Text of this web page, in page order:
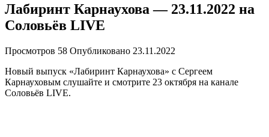
Лабиринт Карнаухова — 23.11.2022 на
Соловьёв LIVE
Просмотров 58 Опубликовано 23.11.2022
Новый выпуск «Лабиринт Карнаухова» с Сергеем
Карнауховым слушайте и смотрите 23 октября на канале
Соловьёв LIVE.